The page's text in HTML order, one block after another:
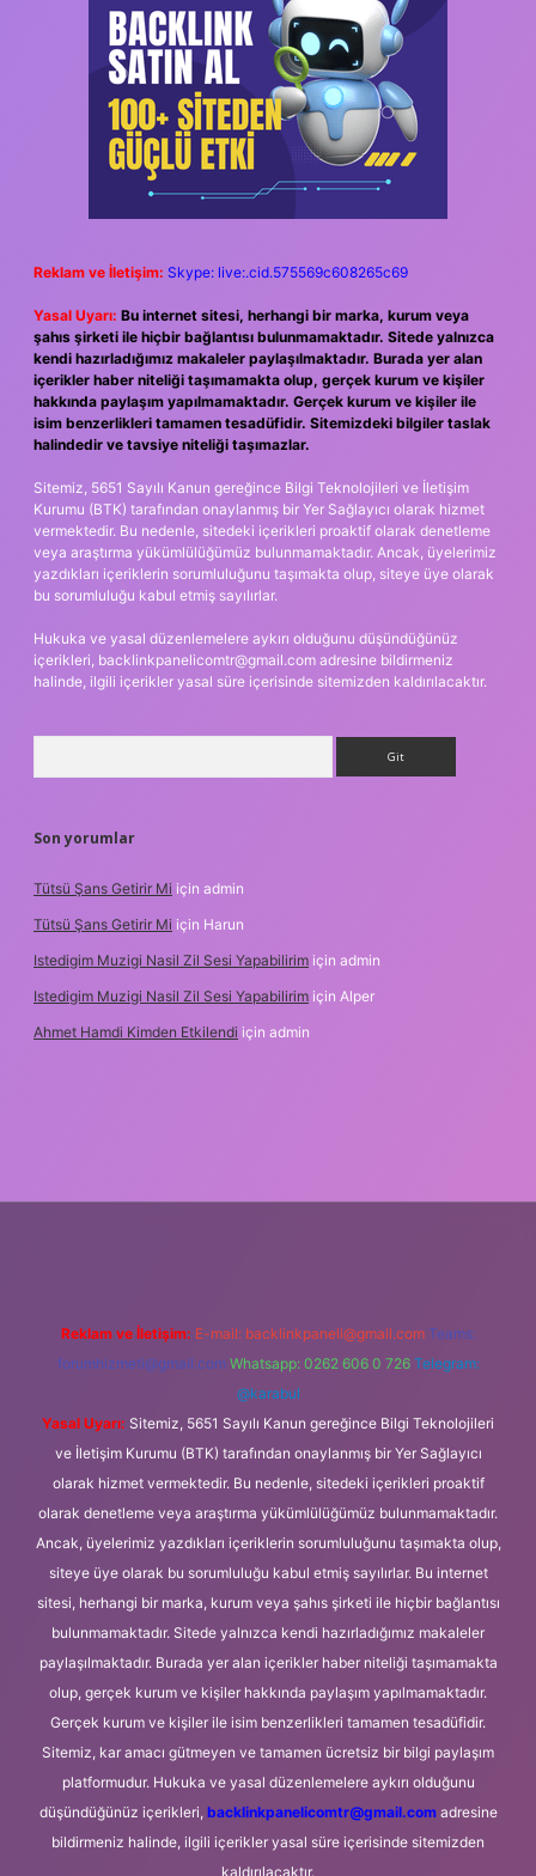
Reklam ve İletişim: Skype: live:.cid.575569c608265c69
Yasal Uyarı: Bu internet sitesi, herhangi bir marka, kurum veya
şahıs şirketi ile hiçbir bağlantısı bulunmamaktadır. Sitede yalnızca
kendi hazırladığımız makaleler paylaşılmaktadır. Burada yer alan
içerikler haber niteliği taşımamakta olup, gerçek kurum ve kişiler
hakkında paylaşım yapılmamaktadır. Gerçek kurum ve kişiler ile
isim benzerlikleri tamamen tesadüfidir. Sitemizdeki bilgiler taslak
halindedir ve tavsiye niteliği taşımazlar.
Sitemiz, 5651 Sayılı Kanun gereğince Bilgi Teknolojileri ve İletişim
Kurumu (BTK) tarafından onaylanmış bir Yer Sağlayıcı olarak hizmet
vermektedir. Bu nedenle, sitedeki içerikleri proaktif olarak denetleme
veya araştırma yükümlülüğümüz bulunmamaktadır. Ancak, üyelerimiz
yazdıkları içeriklerin sorumluluğunu taşımakta olup, siteye üye olarak
bu sorumluluğu kabul etmiş sayılırlar.
Hukuka ve yasal düzenlemelere aykırı olduğunu düşündüğünüz
içerikleri, backlinkpanelicomtr@gmail.com adresine bildirmeniz
halinde, ilgili içerikler yasal süre içerisinde sitemizden kaldırılacaktır.
Son yorumlar
Tütsü Şans Getirir Mi için admin
Tütsü Şans Getirir Mi için Harun
Istedigim Muzigi Nasil Zil Sesi Yapabilirim için admin
Istedigim Muzigi Nasil Zil Sesi Yapabilirim için Alper
Ahmet Hamdi Kimden Etkilendi için admin
Reklam ve İletişim: E-mail: backlinkpaneli@gmail.com Teams:
forumhizmeti@gmail.com Whatsapp: 0262 606 0 726 Telegram:
@karabul
Yasal Uyarı: Sitemiz, 5651 Sayılı Kanun gereğince Bilgi Teknolojileri
ve İletişim Kurumu (BTK) tarafından onaylanmış bir Yer Sağlayıcı
olarak hizmet vermektedir. Bu nedenle, sitedeki içerikleri proaktif
olarak denetleme veya araştırma yükümlülüğümüz bulunmamaktadır.
Ancak, üyelerimiz yazdıkları içeriklerin sorumluluğunu taşımakta olup,
siteye üye olarak bu sorumluluğu kabul etmiş sayılırlar. Bu internet
sitesi, herhangi bir marka, kurum veya şahıs şirketi ile hiçbir bağlantısı
bulunmamaktadır. Sitede yalnızca kendi hazırladığımız makaleler
paylaşılmaktadır. Burada yer alan içerikler haber niteliği taşımamakta
olup, gerçek kurum ve kişiler hakkında paylaşım yapılmamaktadır.
Gerçek kurum ve kişiler ile isim benzerlikleri tamamen tesadüfidir.
Sitemiz, kar amacı gütmeyen ve tamamen ücretsiz bir bilgi paylaşım
platformudur. Hukuka ve yasal düzenlemelere aykırı olduğunu
düşündüğünüz içerikleri, backlinkpanelicomtr@gmail.comadresine
bildirmeniz halinde, ilgili içerikler yasal süre içerisinde sitemizden
kaldırılacaktır.